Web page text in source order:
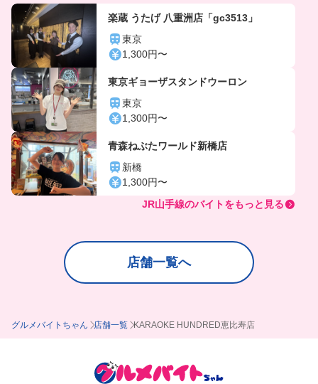
楽蔵 うたげ 八重洲店「gc3513」
東京
1,300円〜
東京ギョーザスタンドウーロン
東京
1,300円〜
青森ねぶたワールド新橋店
新橋
1,300円〜
JR山手線のバイトをもっと見る
店舗一覧へ
グルメバイトちゃん 店舗一覧 KARAOKE HUNDRED恵比寿店